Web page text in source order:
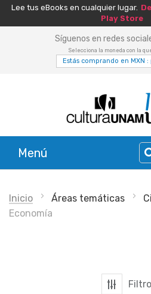
Lee tus eBooks en cualquier lugar.
Play Store
Síguenos en redes
Selecciona la moneda con la
Estás comprando en MXN
Menú
Inicio Áreas temáticas
Economía